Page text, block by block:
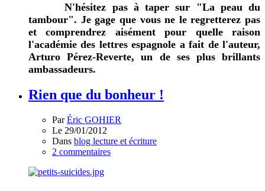
N'hésitez pas à taper sur "La peau du
tambour". Je gage que vous ne le regretterez pas
et comprendrez aisément pour quelle raison
l'académie des lettres espagnole a fait de l'auteur,
Arturo Pérez-Reverte, un de ses plus brillants
ambassadeurs.
Rien que du bonheur !
ParÉric GOHIER
Le 29/01/2012
Dans blog lecture et écriture
2 commentaires